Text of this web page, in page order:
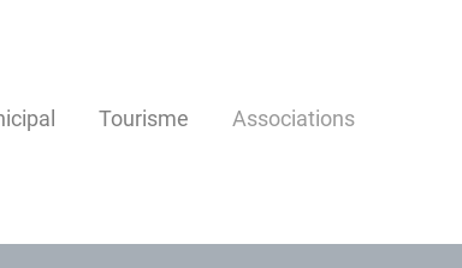
Tourisme Associations